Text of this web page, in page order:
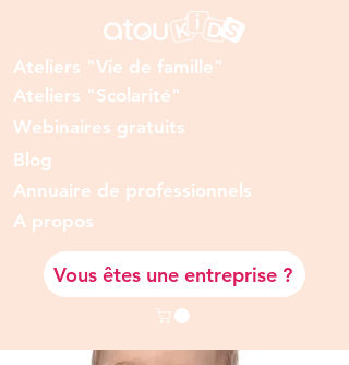
Ateliers "Vie de famille"
Ateliers "Scolarité"
Webinaires gratuits
Blog
Annuaire de professionnels
A propos
Vous êtes une entreprise ?